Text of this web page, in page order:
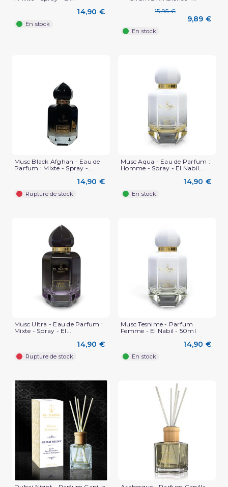
(1 avis)
14,90 €
En stock
15,95 €
9,89 €
En stock
Musc Black Afghan - Eau de
Parfum : Mixte - Spray -...
14,90 €
Rupture de stock
Musc Aqua - Eau de Parfum :
Homme - Spray - El Nabil...
14,90 €
En stock
Musc Ultra - Eau de Parfum :
Mixte - Spray - El...
14,90 €
Rupture de stock
Musc Tesnime - Parfum
Femme - El Nabil - 50ml
14,90 €
En stock